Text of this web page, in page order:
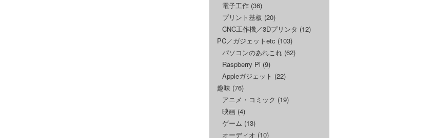
電子工作 (36)
プリント基板 (20)
CNC工作機／3Dプリンタ (12)
PC／ガジェットetc (103)
パソコンのあれこれ (62)
Raspberry Pi (9)
Appleガジェット (22)
趣味 (76)
アニメ・コミック (19)
映画 (4)
ゲーム (13)
オーディオ (10)